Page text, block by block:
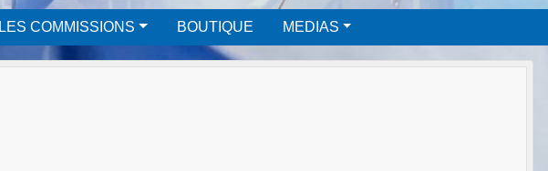
LES COMMISSIONS BOUTIQUE MEDIAS